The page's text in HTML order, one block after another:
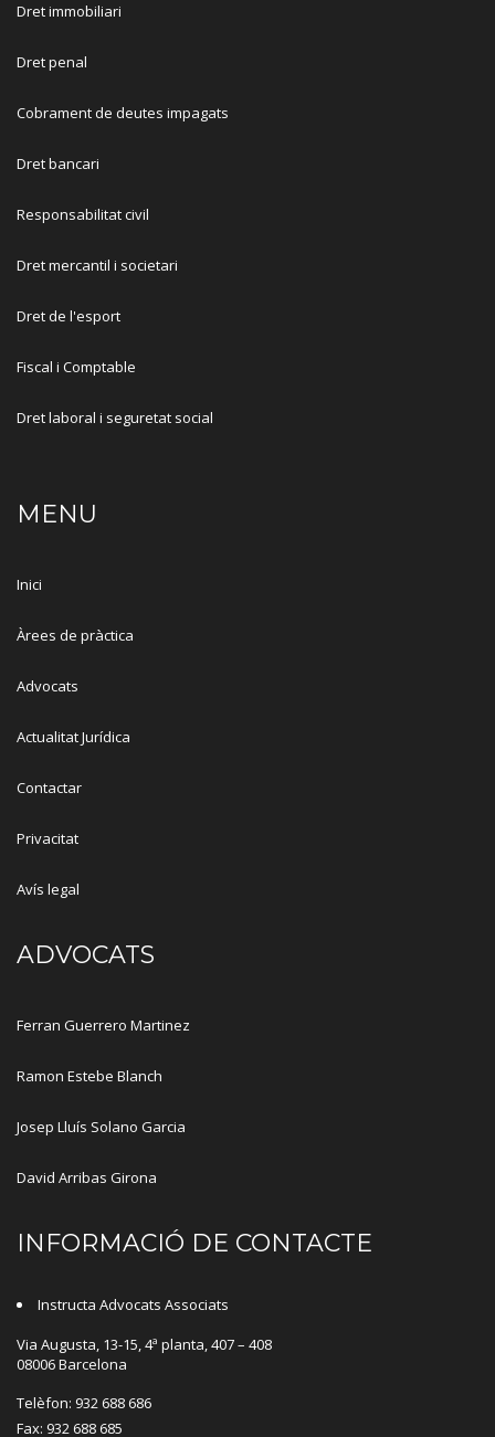
Dret immobiliari
Dret penal
Cobrament de deutes impagats
Dret bancari
Responsabilitat civil
Dret mercantil i societari
Dret de l'esport
Fiscal i Comptable
Dret laboral i seguretat social
MENU
Inici
Àrees de pràctica
Advocats
Actualitat Jurídica
Contactar
Privacitat
Avís legal
ADVOCATS
Ferran Guerrero Martinez
Ramon Estebe Blanch
Josep Lluís Solano Garcia
David Arribas Girona
INFORMACIÓ DE CONTACTE
Instructa Advocats Associats
Via Augusta, 13-15, 4ª planta, 407 – 408
08006 Barcelona
Telèfon: 932 688 686
Fax: 932 688 685